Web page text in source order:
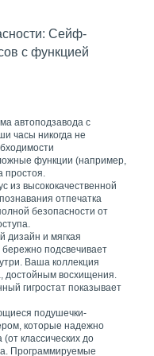
Сейф-
с функцией
автоподзавода с
часы никогда не
функции (например,
простоя.
из высококачественной
отпечатка
безопасности от
дизайн и мягкая
бережно подсвечивает
Ваша коллекция
достойным восхищения.
гигростат показывает
подушечки-
которые надежно
классических до
Программируемые